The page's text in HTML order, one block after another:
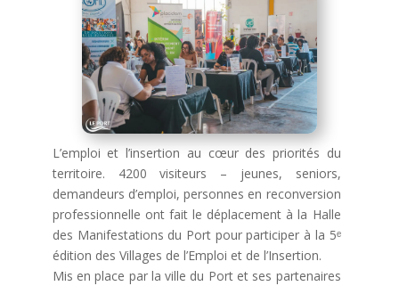
L’emploi et l’insertion au cœur des priorités du
territoire. 4200 visiteurs – jeunes, seniors,
demandeurs d’emploi, personnes en reconversion
professionnelle ont fait le déplacement à la Halle
des Manifestations du Port pour participer à la 5ᵉ
édition des Villages de l’Emploi et de l’Insertion.
Mis en place par la ville du Port et ses partenaires